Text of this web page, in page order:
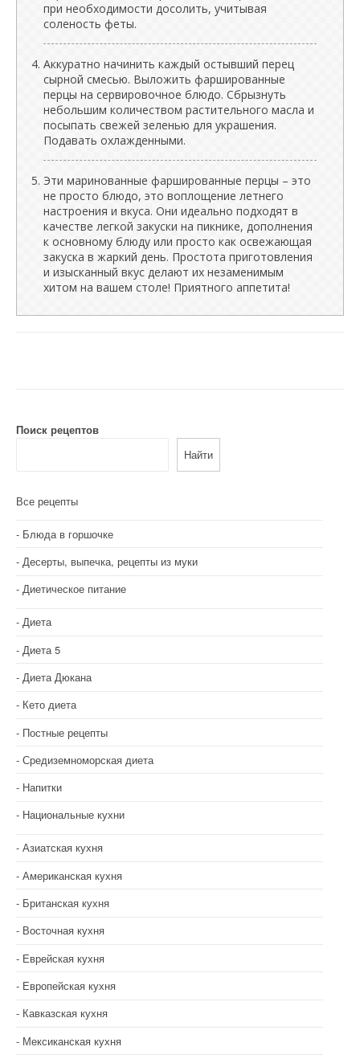
при необходимости досолить, учитывая
соленость феты.
Аккуратно начинить каждый остывший перец
сырной смесью. Выложить фаршированные
перцы на сервировочное блюдо. Сбрызнуть
небольшим количеством растительного масла и
посыпать свежей зеленью для украшения.
Подавать охлажденными.
Эти маринованные фаршированные перцы – это
не просто блюдо, это воплощение летнего
настроения и вкуса. Они идеально подходят в
качестве легкой закуски на пикнике, дополнения
к основному блюду или просто как освежающая
закуска в жаркий день. Простота приготовления
и изысканный вкус делают их незаменимым
хитом на вашем столе! Приятного аппетита!
Поиск рецептов
Найти
Все рецепты
Блюда в горшочке
Десерты, выпечка, рецепты из муки
Диетическое питание
Диета
Диета 5
Диета Дюкана
Кето диета
Постные рецепты
Средиземноморская диета
Напитки
Национальные кухни
Азиатская кухня
Американская кухня
Британская кухня
Восточная кухня
Еврейская кухня
Европейская кухня
Кавказская кухня
Мексиканская кухня